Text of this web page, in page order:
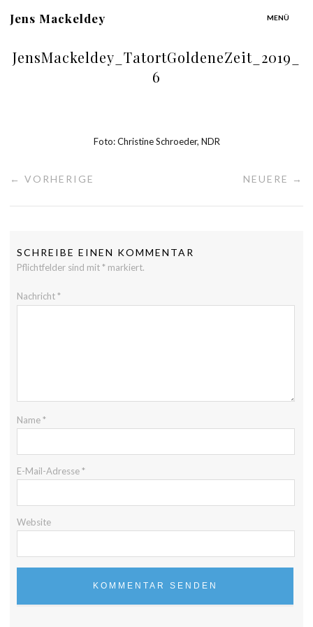
MENÜ
Jens Mackeldey
JensMackeldey_TatortGoldeneZeit_2019_
6
Foto: Christine Schroeder, NDR
← VORHERIGE NEUERE →
SCHREIBE EINEN KOMMENTAR
Pflichtfelder sind mit* markiert.
Nachricht*
Name*
E-Mail-Adresse*
Website